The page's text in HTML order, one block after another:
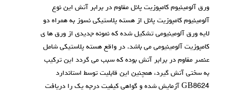
ورق آلومينيوم كامپوزيت پانل مقاوم در برابر آتش اين نوع
آلومينيوم كامپوزيت پانل از هسته پلاستيكي نسوز به همراه دو
لايه ورق آلومينيومي تشكيل شده كه نمونه جديدی از ورق ها ي
كامپوزيت آلومينيومی مي باشد. در واقع هسته پلاستيكی شامل
عنصر مقاوم در برابر آتش بوده كه سبب می گردد اين تركيب
به سختی آتش گيرد، همچنين اين قابليت توسط استاندارد
GB8624 آزمايش شده و گواهی كيفيت درجه يك را دريافت